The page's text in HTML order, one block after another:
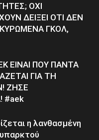
ΟΧΙ
ΔΕΙΞΕΙ ΟΤΙ ΔΕΝ
ΓΚΟΛ,
ΕΙΝΑΙ ΠΟΥ ΠΑΝΤΑ
ΓΙΑ ΤΗ
ΖΗΣΕ
#aek
η λανθασμένη